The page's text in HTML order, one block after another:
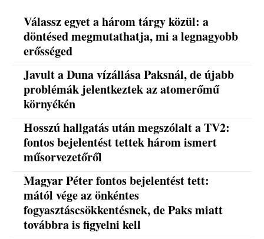
Válassz egyet a három tárgy közül: a
döntésed megmutathatja, mi a legnagyobb
erősséged
Javult a Duna vízállása Paksnál, de újabb
problémák jelentkeztek az atomerőmű
környékén
Hosszú hallgatás után megszólalt a TV2:
fontos bejelentést tettek három ismert
műsorvezetőről
Magyar Péter fontos bejelentést tett:
mától vége az önkéntes
fogyasztáscsökkentésnek, de Paks miatt
továbbra is figyelni kell